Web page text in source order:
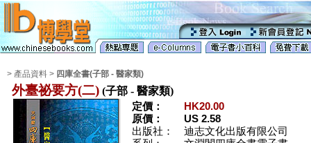
> 產品資料 > 四庫全書(子部 - 醫家類)
外臺祕要方(二) (子部 - 醫家類)
定價：
HK20.00
原價：
US 2.58
出版社：
迪志文化出版有限公司